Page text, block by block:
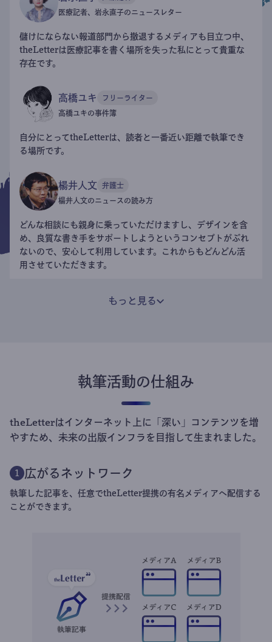
医療記者、岩永直子のニュースレター
儲けにならない報道部門から撤退するメディアも目立つ中、
theLetterは医療記事を書く場所を失った私にとって貴重な
存在です。
高橋ユキ フリーライター
高橋ユキの事件簿
自分にとってtheLetterは、読者と一番近い距離で執筆でき
る場所です。
楊井人文 弁護士
楊井人文のニュースの読み方
どんな相談にも親身に乗っていただけますし、デザインを含
め、良質な書き手をサポートしようというコンセプトがぶれ
ないので、安心して利用しています。これからもどんどん活
用させていただきます。
もっと見る
執筆活動の仕組み
theLetterはインターネット上に「深い」コンテンツを増
やすため、未来の出版インフラを目指して生まれました。
1 広がるネットワーク
執筆した記事を、任意でtheLetter提携の有名メディアへ配信する
ことができます。